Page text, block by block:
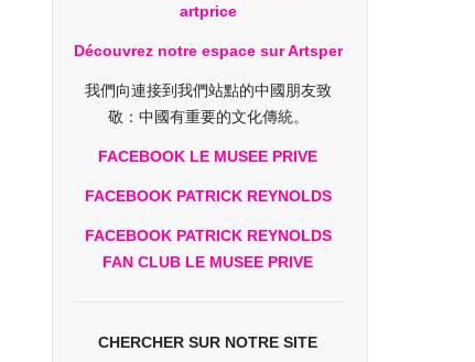
artprice
Découvrez notre espace sur Artsper
我們向連接到我們站點的中國朋友致
敬：中國有重要的文化傳統。
FACEBOOK LE MUSEE PRIVE
FACEBOOK PATRICK REYNOLDS
FACEBOOK PATRICK REYNOLDS
FAN CLUB LE MUSEE PRIVE
CHERCHER SUR NOTRE SITE